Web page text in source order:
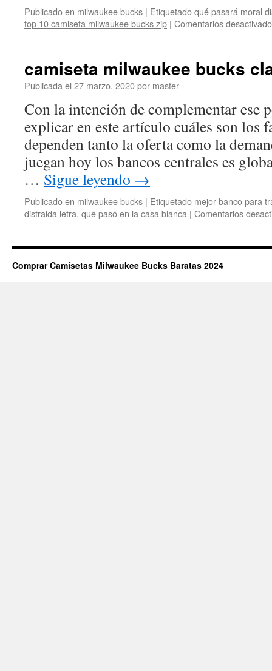
Publicado en milwaukee bucks | Etiquetadoqué pasará moral
top 10 camiseta milwaukee bucks zip | Comentarios
camiseta milwaukee bucks
Publicada el 27 marzo, 2020por master
Con la intención de complementar ese
explicar en este artículo cuáles son los
dependen tanto la oferta como la
juegan hoy los bancos centrales es
… Sigue leyendo →
Publicado en milwaukee bucks | Etiquetado mejor banco para
distraida letra, qué pasó en la casa blanca | Comentarios
Comprar Camisetas Milwaukee Bucks Baratas 2024